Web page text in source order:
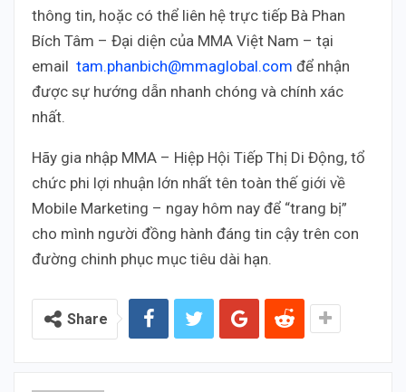
thông tin, hoặc có thể liên hệ trực tiếp Bà Phan
Bích Tâm – Đại diện của MMA Việt Nam – tại
email tam.phanbich@mmaglobal.com để nhận
được sự hướng dẫn nhanh chóng và chính xác
nhất.
Hãy gia nhập MMA – Hiệp Hội Tiếp Thị Di Động, tổ
chức phi lợi nhuận lớn nhất tên toàn thế giới về
Mobile Marketing – ngay hôm nay để “trang bị”
cho mình người đồng hành đáng tin cậy trên con
đường chinh phục mục tiêu dài hạn.
Share